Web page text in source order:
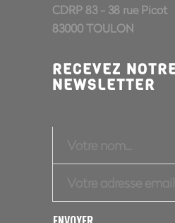
CDRP 83 - 38 rue Picot
83000 TOULON
RECEVEZ
NEWSLETTER